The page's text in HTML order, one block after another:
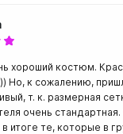
хороший костюм.
Но, к сожалению,
т. к. размерная
очень стандартная.
итоге те, которые в